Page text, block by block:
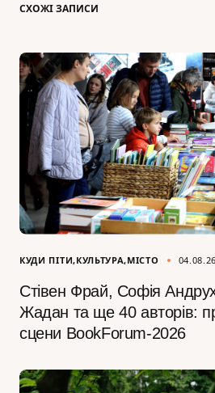
СХОЖІ ЗАПИСИ
КУДИ ПІТИ КУЛЬТУРА МІСТО 04.08.26
Стівен Фрай, Софія
Жадан та ще 40 авторів:
сцени BookForum-2026